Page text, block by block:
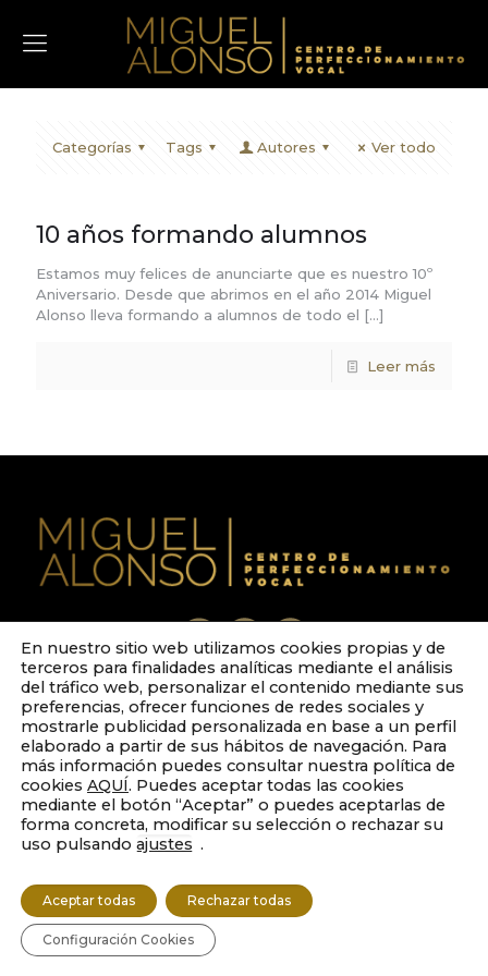
Categorías Tags Autores Ver todo
10 años formando alumnos
Estamos muy felices de anunciarte que es nuestro 10º
Aniversario. Desde que abrimos en el año 2014 Miguel
Alonso lleva formando a alumnos de todo el […]
Leer más
PRIVACIDAD
TÉRMINOS LEGALES
COOKIES
© 2020. Miguel Alonso. Todos los derechos reservados.
Diseñado porEl mono de ermo
En nuestro sitio web utilizamos cookies propias y de
terceros para finalidades analíticas mediante el análisis
del tráfico web, personalizar el contenido mediante sus
preferencias, ofrecer funciones de redes sociales y
mostrarle publicidad personalizada en base a un perfil
elaborado a partir de sus hábitos de navegación. Para
más información puedes consultar nuestra política de
cookies AQUÍ. Puedes aceptar todas las cookies
mediante el botón “Aceptar” o puedes aceptarlas de
forma concreta, modificar su selección o rechazar su
uso pulsando ajustes .
Aceptar todas Rechazar todas
Configuración Cookies